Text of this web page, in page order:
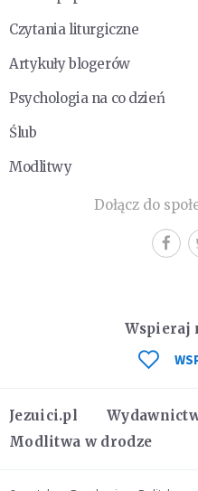
Czytania liturgiczne
Artykuły blogerów
Psychologia na co dzień
Ślub
Modlitwy
Dołącz do
Jezuici.pl
Modlitwa w drodze
Wspieraj